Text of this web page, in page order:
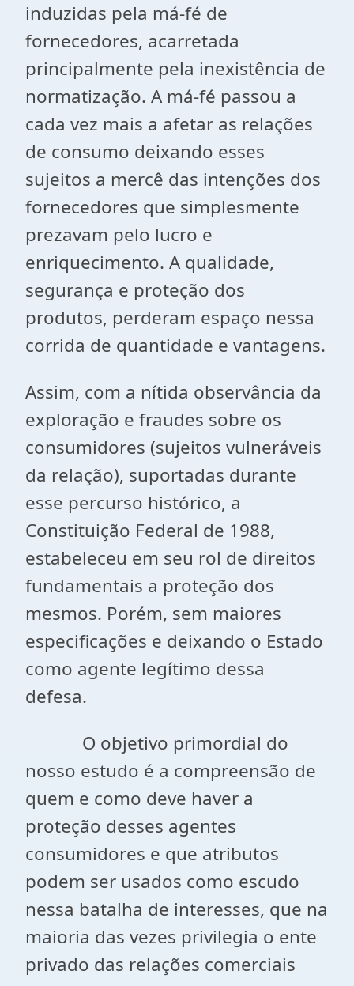
induzidas pela má-fé de
fornecedores, acarretada
principalmente pela inexistência de
normatização. A má-fé passou a
cada vez mais a afetar as relações
de consumo deixando esses
sujeitos a mercê das intenções dos
fornecedores que simplesmente
prezavam pelo lucro e
enriquecimento. A qualidade,
segurança e proteção dos
produtos, perderam espaço nessa
corrida de quantidade e vantagens.
Assim, com a nítida observância da
exploração e fraudes sobre os
consumidores (sujeitos vulneráveis
da relação), suportadas durante
esse percurso histórico, a
Constituição Federal de 1988,
estabeleceu em seu rol de direitos
fundamentais a proteção dos
mesmos. Porém, sem maiores
especificações e deixando o Estado
como agente legítimo dessa
defesa.
O objetivo primordial do
nosso estudo é a compreensão de
quem e como deve haver a
proteção desses agentes
consumidores e que atributos
podem ser usados como escudo
nessa batalha de interesses, que na
maioria das vezes privilegia o ente
privado das relações comerciais